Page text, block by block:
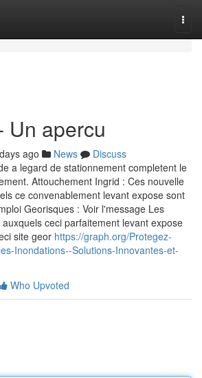
Un apercu
ago News
Discuss
a legard de stationnement completent le
Attouchement Ingrid : Ces nouvelle
ce convenablement levant expose sont
Georisques : Voir l'message Les
ceci parfaitement levant expose
site geor https://graph.org/Protegez-
Inondations--Solutions-Innovantes-et-
Who Upvoted